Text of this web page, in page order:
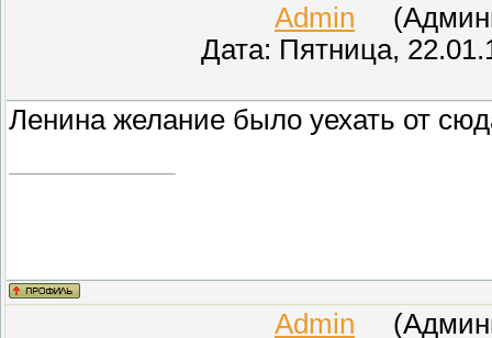
Admin
Дата: Пятница,
Ленина желание было уехать от
Admin